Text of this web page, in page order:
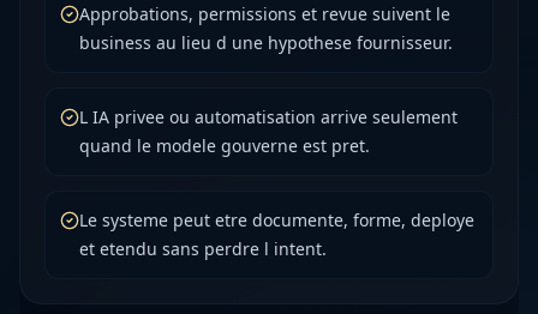
Approbations, permissions et revue suivent le
business au lieu d une hypothese fournisseur.
L IA privee ou automatisation arrive seulement
quand le modele gouverne est pret.
Le systeme peut etre documente, forme, deploye
et etendu sans perdre l intent.